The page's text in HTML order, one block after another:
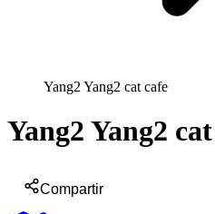
Yang2 Yang2 cat cafe
Yang2 Yang2
Compartir